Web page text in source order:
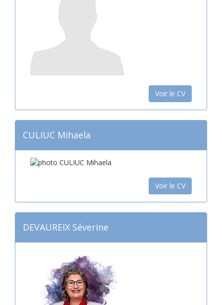
Voir le CV
CULIUC Mihaela
Voir le CV
DEVAUREIX Séverine